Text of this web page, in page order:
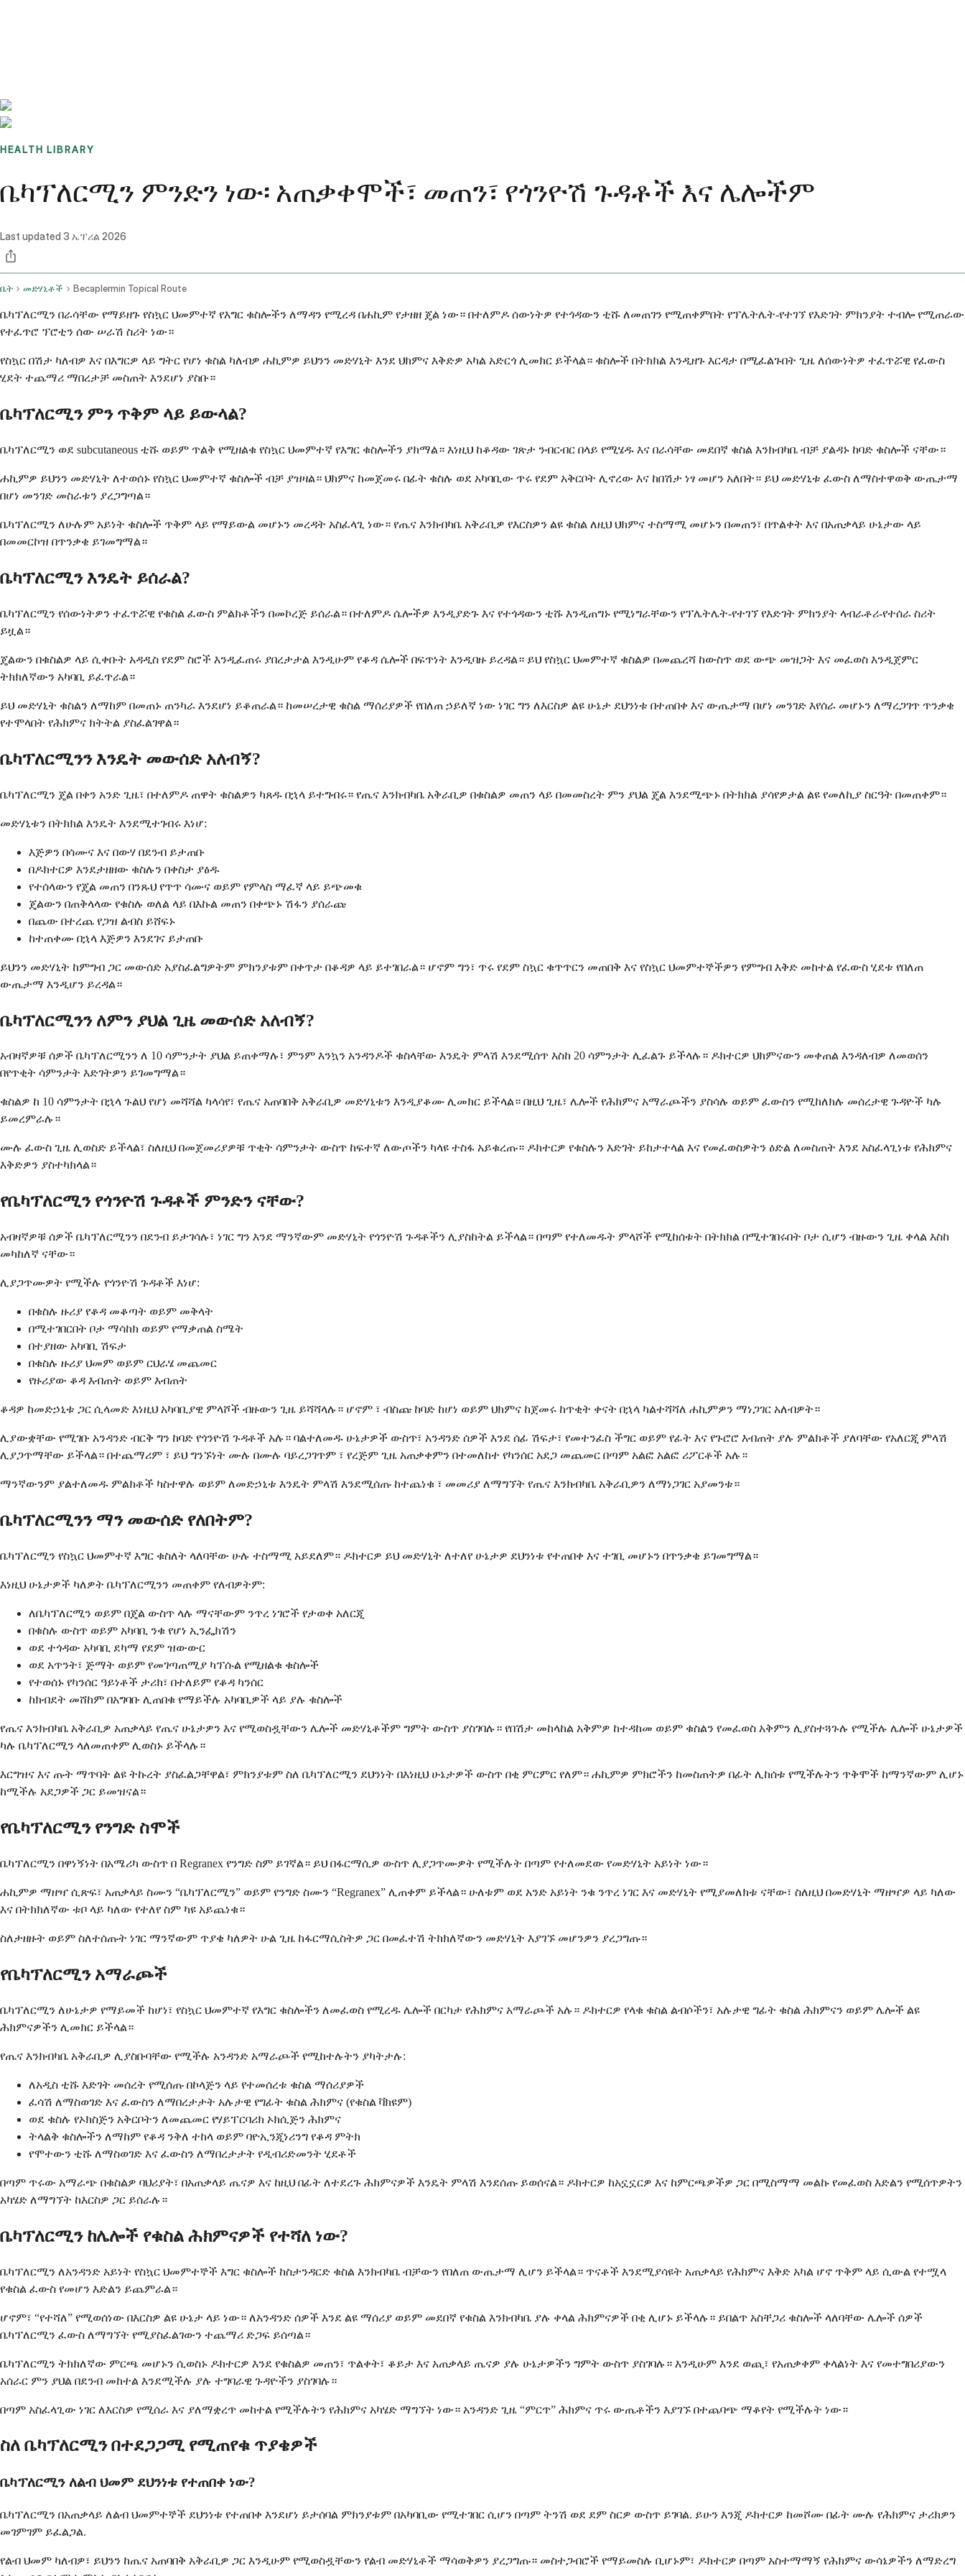
HEALTH LIBRARY
ቤካፕለርሚን ምንድን ነው፡ አጠቃቀሞች፣ መጠን፣ የጎንዮሽ ጉዳቶች እና ሌሎችም
Last updated 3 ኤፕሪል 2026
ቤት መድሃኒቶች Becaplermin Topical Route
ቤካፕለርሚን በራሳቸው የማይዘጉ የስኳር ህመምተኛ የእግር ቁስሎችን ለማዳን የሚረዳ በሐኪም የታዘዘ ጄል ነው። በተለምዶ ሰውነትዎ የተጎዳውን ቲሹ ለመጠገን የሚጠቀምበት የፕሌትሌት-የተገኘ የእድገት ምክንያት ተብሎ የሚጠራው
የተፈጥሮ ፕሮቲን ሰው ሠራሽ ስሪት ነው።
የስኳር በሽታ ካለብዎ እና በእግርዎ ላይ ግትር የሆነ ቁስል ካለብዎ ሐኪምዎ ይህንን መድሃኒት እንደ ህክምና እቅድዎ አካል አድርጎ ሊመክር ይችላል። ቁስሎች በትክክል እንዲዘጉ እርዳታ በሚፈልጉበት ጊዜ ለሰውነትዎ ተፈጥሯዊ የፈውስ
ሂደት ተጨማሪ ማበረታቻ መስጠት እንደሆነ ያስቡ።
ቤካፕለርሚን ምን ጥቅም ላይ ይውላል?
ቤካፕለርሚን ወደ subcutaneous ቲሹ ወይም ጥልቅ የሚዘልቁ የስኳር ህመምተኛ የእግር ቁስሎችን ያክማል። እነዚህ ከቆዳው ገጽታ ንብርብር በላይ የሚሄዱ እና በራሳቸው መደበኛ ቁስል እንክብካቤ ብቻ ያልዳኑ ከባድ ቁስሎች ናቸው።
ሐኪምዎ ይህንን መድሃኒት ለተወሰኑ የስኳር ህመምተኛ ቁስሎች ብቻ ያዝዛል። ህክምና ከመጀመሩ በፊት ቁስሉ ወደ አካባቢው ጥሩ የደም አቅርቦት ሊኖረው እና ከበሽታ ነፃ መሆን አለበት። ይህ መድሃኒቱ ፈውስ ለማስተዋወቅ ውጤታማ
በሆነ መንገድ መስራቱን ያረጋግጣል።
ቤካፕለርሚን ለሁሉም አይነት ቁስሎች ጥቅም ላይ የማይውል መሆኑን መረዳት አስፈላጊ ነው። የጤና እንክብካቤ አቅራቢዎ የእርስዎን ልዩ ቁስል ለዚህ ህክምና ተስማሚ መሆኑን በመጠን፣ በጥልቀት እና በአጠቃላይ ሁኔታው ላይ
በመመርኮዝ በጥንቃቄ ይገመግማል።
ቤካፕለርሚን እንዴት ይሰራል?
ቤካፕለርሚን የሰውነትዎን ተፈጥሯዊ የቁስል ፈውስ ምልክቶችን በመኮረጅ ይሰራል። በተለምዶ ሴሎችዎ እንዲያድጉ እና የተጎዳውን ቲሹ እንዲጠግኑ የሚነግራቸውን የፕሌትሌት-የተገኘ የእድገት ምክንያት ላብራቶሪ-የተሰራ ስሪት
ይዟል።
ጄልውን በቁስልዎ ላይ ሲቀቡት አዳዲስ የደም ስሮች እንዲፈጠሩ ያበረታታል እንዲሁም የቆዳ ሴሎች በፍጥነት እንዲባዙ ይረዳል። ይህ የስኳር ህመምተኛ ቁስልዎ በመጨረሻ ከውስጥ ወደ ውጭ መዝጋት እና መፈወስ እንዲጀምር
ትክክለኛውን አካባቢ ይፈጥራል።
ይህ መድሃኒት ቁስልን ለማከም በመጠኑ ጠንካራ እንደሆነ ይቆጠራል። ከመሠረታዊ ቁስል ማሰሪያዎች የበለጠ ኃይለኛ ነው ነገር ግን ለእርስዎ ልዩ ሁኔታ ደህንነቱ በተጠበቀ እና ውጤታማ በሆነ መንገድ እየሰራ መሆኑን ለማረጋገጥ ጥንቃቄ
የተሞላበት የሕክምና ክትትል ያስፈልገዋል።
ቤካፕለርሚንን እንዴት መውሰድ አለብኝ?
ቤካፕለርሚን ጄል በቀን አንድ ጊዜ፣ በተለምዶ ጠዋት ቁስልዎን ካጸዱ በኋላ ይተግብሩ። የጤና እንክብካቤ አቅራቢዎ በቁስልዎ መጠን ላይ በመመስረት ምን ያህል ጄል እንደሚጭኑ በትክክል ያሳየዎታል ልዩ የመለኪያ ስርዓት በመጠቀም።
መድሃኒቱን በትክክል እንዴት እንደሚተገብሩ እነሆ:
እጅዎን በሳሙና እና በውሃ በደንብ ይታጠቡ
በዶክተርዎ እንደታዘዘው ቁስሉን በቀስታ ያፅዱ
የተሰላውን የጄል መጠን በንጹህ የጥጥ ሳሙና ወይም የምላስ ማፈኛ ላይ ይጭመቁ
ጄልውን በጠቅላላው የቁስሉ ወለል ላይ በእኩል መጠን በቀጭኑ ሽፋን ያሰራጩ
በጨው በተረጨ የጋዝ ልብስ ይሸፍኑ
ከተጠቀሙ በኋላ እጅዎን እንደገና ይታጠቡ
ይህንን መድሃኒት ከምግብ ጋር መውሰድ አያስፈልግዎትም ምክንያቱም በቀጥታ በቆዳዎ ላይ ይተገበራል። ሆኖም ግን፣ ጥሩ የደም ስኳር ቁጥጥርን መጠበቅ እና የስኳር ህመምተኞችዎን የምግብ እቅድ መከተል የፈውስ ሂደቱ የበለጠ
ውጤታማ እንዲሆን ይረዳል።
ቤካፕለርሚንን ለምን ያህል ጊዜ መውሰድ አለብኝ?
አብዛኛዎቹ ሰዎች ቤካፕለርሚንን ለ 10 ሳምንታት ያህል ይጠቀማሉ፣ ምንም እንኳን አንዳንዶች ቁስላቸው እንዴት ምላሽ እንደሚሰጥ እስከ 20 ሳምንታት ሊፈልጉ ይችላሉ። ዶክተርዎ ህክምናውን መቀጠል እንዳለብዎ ለመወሰን
በየጥቂት ሳምንታት እድገትዎን ይገመግማል።
ቁስልዎ ከ 10 ሳምንታት በኋላ ጉልህ የሆነ መሻሻል ካላሳየ፣ የጤና አጠባበቅ አቅራቢዎ መድሃኒቱን እንዲያቆሙ ሊመክር ይችላል። በዚህ ጊዜ፣ ሌሎች የሕክምና አማራጮችን ያስሳሉ ወይም ፈውስን የሚከለክሉ መሰረታዊ ጉዳዮች ካሉ
ይመረምራሉ።
ሙሉ ፈውስ ጊዜ ሊወስድ ይችላል፣ ስለዚህ በመጀመሪያዎቹ ጥቂት ሳምንታት ውስጥ ከፍተኛ ለውጦችን ካላዩ ተስፋ አይቁረጡ። ዶክተርዎ የቁስሉን እድገት ይከታተላል እና የመፈወስዎትን ዕድል ለመስጠት እንደ አስፈላጊነቱ የሕክምና
እቅድዎን ያስተካክላል።
የቤካፕለርሚን የጎንዮሽ ጉዳቶች ምንድን ናቸው?
አብዛኛዎቹ ሰዎች ቤካፕለርሚንን በደንብ ይታገሳሉ፣ ነገር ግን እንደ ማንኛውም መድሃኒት የጎንዮሽ ጉዳቶችን ሊያስከትል ይችላል። በጣም የተለመዱት ምላሾች የሚከሰቱት በትክክል በሚተገበሩበት ቦታ ሲሆን ብዙውን ጊዜ ቀላል እስከ
መካከለኛ ናቸው።
ሊያጋጥሙዎት የሚችሉ የጎንዮሽ ጉዳቶች እነሆ:
በቁስሉ ዙሪያ የቆዳ መቆጣት ወይም መቅላት
በሚተገበርበት ቦታ ማሳከክ ወይም የማቃጠል ስሜት
በተያዘው አካባቢ ሽፍታ
በቁስሉ ዙሪያ ህመም ወይም ርህራሄ መጨመር
የዙሪያው ቆዳ እብጠት ወይም እብጠት
ቆዳዎ ከመድኃኒቱ ጋር ሲላመድ እነዚህ አካባቢያዊ ምላሾች ብዙውን ጊዜ ይሻሻላሉ። ሆኖም ፣ ብስጩ ከባድ ከሆነ ወይም ህክምና ከጀመሩ ከጥቂት ቀናት በኋላ ካልተሻሻለ ሐኪምዎን ማነጋገር አለብዎት።
ሊያውቋቸው የሚገቡ አንዳንድ ብርቅ ግን ከባድ የጎንዮሽ ጉዳቶች አሉ። ባልተለመዱ ሁኔታዎች ውስጥ፣ አንዳንድ ሰዎች እንደ ሰፊ ሽፍታ፣ የመተንፈስ ችግር ወይም የፊት እና የጉሮሮ እብጠት ያሉ ምልክቶች ያለባቸው የአለርጂ ምላሽ
ሊያጋጥማቸው ይችላል። በተጨማሪም ፣ ይህ ግንኙነት ሙሉ በሙሉ ባይረጋገጥም ፣ የረጅም ጊዜ አጠቃቀምን በተመለከተ የካንሰር አደጋ መጨመር በጣም አልፎ አልፎ ሪፖርቶች አሉ።
ማንኛውንም ያልተለመዱ ምልክቶች ካስተዋሉ ወይም ለመድኃኒቱ እንዴት ምላሽ እንደሚሰጡ ከተጨነቁ ፣ መመሪያ ለማግኘት የጤና እንክብካቤ አቅራቢዎን ለማነጋገር አያመንቱ።
ቤካፕለርሚንን ማን መውሰድ የለበትም?
ቤካፕለርሚን የስኳር ህመምተኛ እግር ቁስለት ላለባቸው ሁሉ ተስማሚ አይደለም። ዶክተርዎ ይህ መድሃኒት ለተለየ ሁኔታዎ ደህንነቱ የተጠበቀ እና ተገቢ መሆኑን በጥንቃቄ ይገመግማል።
እነዚህ ሁኔታዎች ካለዎት ቤካፕለርሚንን መጠቀም የለብዎትም:
ለቤካፕለርሚን ወይም በጄል ውስጥ ላሉ ማናቸውም ንጥረ ነገሮች የታወቀ አለርጂ
በቁስሉ ውስጥ ወይም አካባቢ ንቁ የሆነ ኢንፌክሽን
ወደ ተጎዳው አካባቢ ደካማ የደም ዝውውር
ወደ አጥንት፣ ጅማት ወይም የመገጣጠሚያ ካፕሱል የሚዘልቁ ቁስሎች
የተወሰኑ የካንሰር ዓይነቶች ታሪክ፣ በተለይም የቆዳ ካንሰር
ከክብደት መሸከም በአግባቡ ሊጠበቁ የማይችሉ አካባቢዎች ላይ ያሉ ቁስሎች
የጤና እንክብካቤ አቅራቢዎ አጠቃላይ የጤና ሁኔታዎን እና የሚወስዷቸውን ሌሎች መድሃኒቶችም ግምት ውስጥ ያስገባሉ። የበሽታ መከላከል አቅምዎ ከተዳከመ ወይም ቁስልን የመፈወስ አቅምን ሊያስተጓጉሉ የሚችሉ ሌሎች ሁኔታዎች
ካሉ ቤካፕለርሚን ላለመጠቀም ሊወስኑ ይችላሉ።
እርግዝና እና ጡት ማጥባት ልዩ ትኩረት ያስፈልጋቸዋል፣ ምክንያቱም ስለ ቤካፕለርሚን ደህንነት በእነዚህ ሁኔታዎች ውስጥ በቂ ምርምር የለም። ሐኪምዎ ምክሮችን ከመስጠትዎ በፊት ሊከሰቱ የሚችሉትን ጥቅሞች ከማንኛውም ሊሆኑ
ከሚችሉ አደጋዎች ጋር ይመዝናል።
የቤካፕለርሚን የንግድ ስሞች
ቤካፕለርሚን በዋነኝነት በአሜሪካ ውስጥ በ Regranex የንግድ ስም ይገኛል። ይህ በፋርማሲዎ ውስጥ ሊያጋጥሙዎት የሚችሉት በጣም የተለመደው የመድሃኒት አይነት ነው።
ሐኪምዎ ማዘዣ ሲጽፍ፣ አጠቃላይ ስሙን “ቤካፕለርሚን” ወይም የንግድ ስሙን “Regranex” ሊጠቀም ይችላል። ሁለቱም ወደ አንድ አይነት ንቁ ንጥረ ነገር እና መድሃኒት የሚያመለክቱ ናቸው፣ ስለዚህ በመድሃኒት ማዘዣዎ ላይ ካለው
እና በትክክለኛው ቱቦ ላይ ካለው የተለየ ስም ካዩ አይጨነቁ።
ስለታዘዙት ወይም ስለተሰጡት ነገር ማንኛውም ጥያቄ ካለዎት ሁል ጊዜ ከፋርማሲስትዎ ጋር በመፈተሽ ትክክለኛውን መድሃኒት እያገኙ መሆንዎን ያረጋግጡ።
የቤካፕለርሚን አማራጮች
ቤካፕለርሚን ለሁኔታዎ የማይመች ከሆነ፣ የስኳር ህመምተኛ የእግር ቁስሎችን ለመፈወስ የሚረዱ ሌሎች በርካታ የሕክምና አማራጮች አሉ። ዶክተርዎ የላቁ ቁስል ልብሶችን፣ አሉታዊ ግፊት ቁስል ሕክምናን ወይም ሌሎች ልዩ
ሕክምናዎችን ሊመክር ይችላል።
የጤና እንክብካቤ አቅራቢዎ ሊያስቡባቸው የሚችሉ አንዳንድ አማራጮች የሚከተሉትን ያካትታሉ:
ለአዲስ ቲሹ እድገት መሰረት የሚሰጡ በኮላጅን ላይ የተመሰረቱ ቁስል ማሰሪያዎች
ፈሳሽ ለማስወገድ እና ፈውስን ለማበረታታት አሉታዊ የግፊት ቁስል ሕክምና (የቁስል ቫክዩም)
ወደ ቁስሉ የኦክስጅን አቅርቦትን ለመጨመር የሃይፐርባሪክ ኦክሲጅን ሕክምና
ትላልቅ ቁስሎችን ለማከም የቆዳ ንቅለ ተከላ ወይም ባዮኢንጂነሪንግ የቆዳ ምትክ
የሞተውን ቲሹ ለማስወገድ እና ፈውስን ለማበረታታት የዲብሪድመንት ሂደቶች
በጣም ጥሩው አማራጭ በቁስልዎ ባህሪያት፣ በአጠቃላይ ጤናዎ እና ከዚህ በፊት ለተደረጉ ሕክምናዎች እንዴት ምላሽ እንደሰጡ ይወሰናል። ዶክተርዎ ከአኗኗርዎ እና ከምርጫዎችዎ ጋር በሚስማማ መልኩ የመፈወስ እድልን የሚሰጥዎትን
አካሄድ ለማግኘት ከእርስዎ ጋር ይሰራሉ።
ቤካፕለርሚን ከሌሎች የቁስል ሕክምናዎች የተሻለ ነው?
ቤካፕለርሚን ለአንዳንድ አይነት የስኳር ህመምተኞች እግር ቁስሎች ከስታንዳርድ ቁስል እንክብካቤ ብቻውን የበለጠ ውጤታማ ሊሆን ይችላል። ጥናቶች እንደሚያሳዩት አጠቃላይ የሕክምና እቅድ አካል ሆኖ ጥቅም ላይ ሲውል የተሟላ
የቁስል ፈውስ የመሆን እድልን ይጨምራል።
ሆኖም፣ “የተሻለ” የሚወሰነው በእርስዎ ልዩ ሁኔታ ላይ ነው። ለአንዳንድ ሰዎች እንደ ልዩ ማሰሪያ ወይም መደበኛ የቁስል እንክብካቤ ያሉ ቀላል ሕክምናዎች በቂ ሊሆኑ ይችላሉ። ይበልጥ አስቸጋሪ ቁስሎች ላለባቸው ሌሎች ሰዎች
ቤካፕለርሚን ፈውስ ለማግኘት የሚያስፈልገውን ተጨማሪ ድጋፍ ይሰጣል።
ቤካፕለርሚን ትክክለኛው ምርጫ መሆኑን ሲወስኑ ዶክተርዎ እንደ የቁስልዎ መጠን፣ ጥልቀት፣ ቆይታ እና አጠቃላይ ጤናዎ ያሉ ሁኔታዎችን ግምት ውስጥ ያስገባሉ። እንዲሁም እንደ ወጪ፣ የአጠቃቀም ቀላልነት እና የመተግበሪያውን
አሰራር ምን ያህል በደንብ መከተል እንደሚችሉ ያሉ ተግባራዊ ጉዳዮችን ያስገባሉ።
በጣም አስፈላጊው ነገር ለእርስዎ የሚሰራ እና ያለማቋረጥ መከተል የሚችሉትን የሕክምና አካሄድ ማግኘት ነው። አንዳንድ ጊዜ “ምርጥ” ሕክምና ጥሩ ውጤቶችን እያገኙ በተጨባጭ ማቆየት የሚችሉት ነው።
ስለ ቤካፕለርሚን በተደጋጋሚ የሚጠየቁ ጥያቄዎች
ቤካፕለርሚን ለልብ ህመም ደህንነቱ የተጠበቀ ነው?
ቤካፕለርሚን በአጠቃላይ ለልብ ህመምተኞች ደህንነቱ የተጠበቀ እንደሆነ ይታሰባል ምክንያቱም በአካባቢው የሚተገበር ሲሆን በጣም ትንሽ ወደ ደም ስርዎ ውስጥ ይገባል. ይሁን እንጂ ዶክተርዎ ከመሾሙ በፊት ሙሉ የሕክምና ታሪክዎን
መገምገም ይፈልጋል.
የልብ ህመም ካለብዎ፣ ይህንን ከጤና አጠባበቅ አቅራቢዎ ጋር እንዲሁም የሚወስዷቸውን የልብ መድሃኒቶች ማሳወቅዎን ያረጋግጡ። መስተጋብሮች የማይመስሉ ቢሆኑም፣ ዶክተርዎ በጣም አስተማማኝ የሕክምና ውሳኔዎችን ለማድረግ